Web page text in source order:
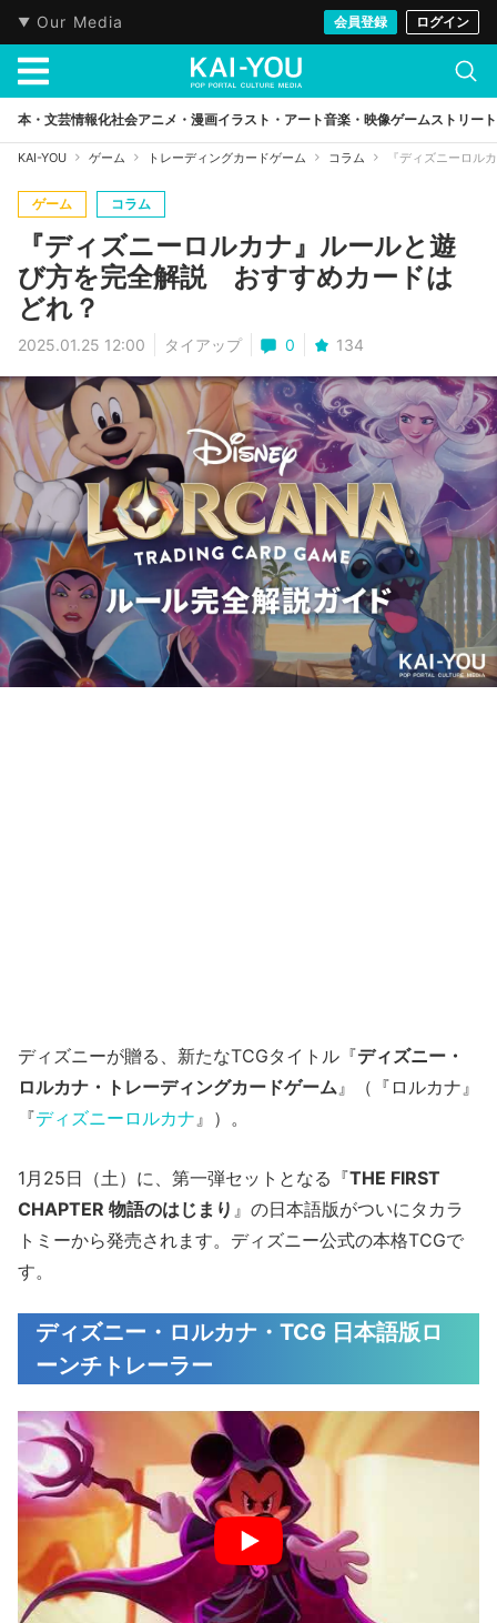
Our Media 会員登録 ログイン
本・文芸情報化社会アニメ・漫画イラスト・アート音楽・映像ゲームストリート
KAI-YOU ゲーム トレーディングカードゲーム コラム 『ディズニーロル
ゲーム コラム
『ディズニーロルカナ』ルールと遊
び方を完全解説 おすすめカードは
どれ？
2025.01.25 12:00 タイアップ 0 134
ディズニーが贈る、新たなTCGタイトル『ディズニー・
ロルカナ・トレーディングカードゲーム』（『ロルカナ』
『ディズニーロルカナ』）。
1月25日（土）に、第一弾セットとなる『THE FIRST
CHAPTER 物語のはじまり 』の日本語版がついにタカラ
トミーから発売されます。ディズニー公式の本格TCGで
す。
ディズニー・ロルカナ・TCG 日本語版ロ
ーンチトレーラー